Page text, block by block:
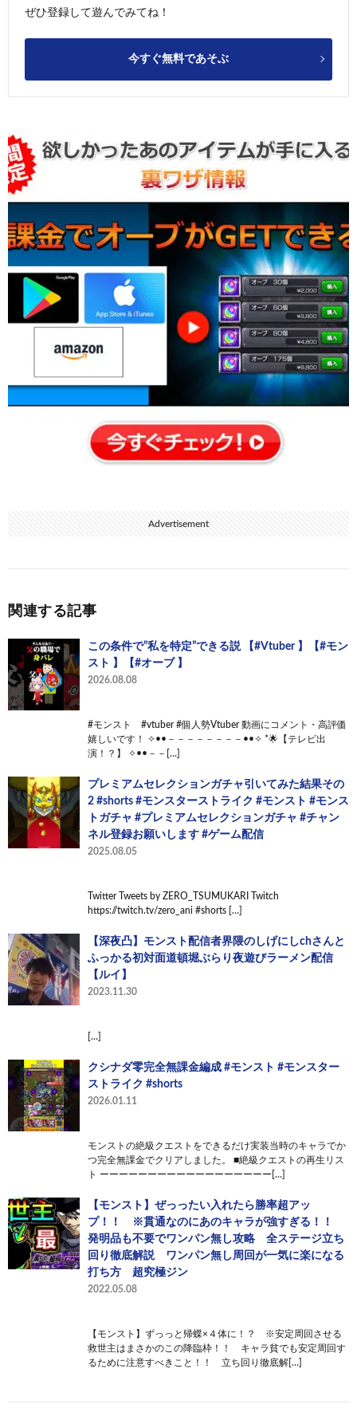
ぜひ登録して遊んでみてね！
今すぐ無料であそぶ
Advertisement
関連する記事
この条件で”私を特定”できる説 【#Vtuber 】【#モン
スト 】【#オーブ 】
2026.08.08
#モンスト #vtuber #個人勢Vtuber 動画にコメント・高評価
嬉しいです！ ✧••－－－－－－－－••✧ *🌟【テレビ出
演！？】 ✧••－－[…]
プレミアムセレクションガチャ引いてみた結果その
2 #shorts #モンスターストライク #モンスト #モンス
トガチャ #プレミアムセレクションガチャ #チャン
ネル登録お願いします #ゲーム配信
2025.08.05
Twitter Tweets by ZERO_TSUMUKARI Twitch
https://twitch.tv/zero_ani #shorts […]
【深夜凸】モンスト配信者界隈のしげにしchさんと
ふっかる初対面道頓堀ぶらり夜遊びラーメン配信
【ルイ】
2023.11.30
[…]
クシナダ零完全無課金編成 #モンスト #モンスター
ストライク #shorts
2026.01.11
モンストの絶級クエストをできるだけ実装当時のキャラでか
つ完全無課金でクリアしました。 ■絶級クエストの再生リス
ト ーーーーーーーーーーーーーーーーーー[…]
【モンスト】ぜっったい入れたら勝率超アッ
プ！！ ※貫通なのにあのキャラが強すぎる！！
発明品も不要でワンパン無し攻略 全ステージ立ち
回り徹底解説 ワンパン無し周回が一気に楽になる
打ち方 超究極ジン
2022.05.08
【モンスト】ずっっと帰蝶×４体に！？ ※安定周回させる
救世主はまさかのこの降臨枠！！ キャラ貧でも安定周回す
るために注意すべきこと！！ 立ち回り徹底解[…]